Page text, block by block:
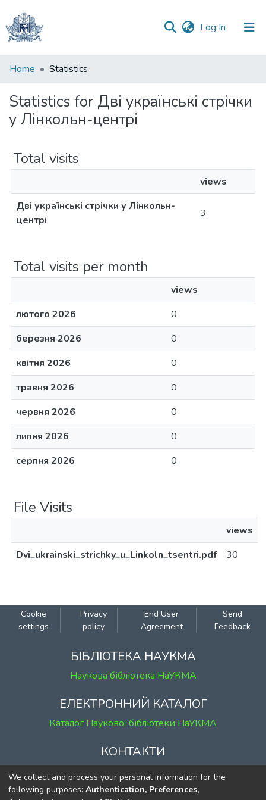
Log In (current)
Communities
Collections
All of DSpace
Home Statistics
Statistics for Дві українські стрічки
у Лінкольн-центрі
Total visits
views
Дві українські стрічки у Лінкольн-
центрі
3
Total visits per month
views
лютого 2026
0
березня 2026
0
квітня 2026
0
травня 2026
0
червня 2026
0
липня 2026
0
серпня 2026
0
File Visits
views
Dvi_ukrainski_strichky_u_Linkoln_tsentri.pdf
30
Cookie
settings
Privacy
policy
End User
Agreement
Send
Feedback
БІБЛІОТЕКА НАУКМА
Наукова бібліотека НаУКМА
ЕЛЕКТРОННИЙ КАТАЛОГ
Каталог Наукової бібліотеки НаУКМА
КОНТАКТИ
м. Київ, вул. Григорія Сковороди, 2
к. 1, к. 120
We collect and process your personal information for the
following purposes: Authentication, Preferences,